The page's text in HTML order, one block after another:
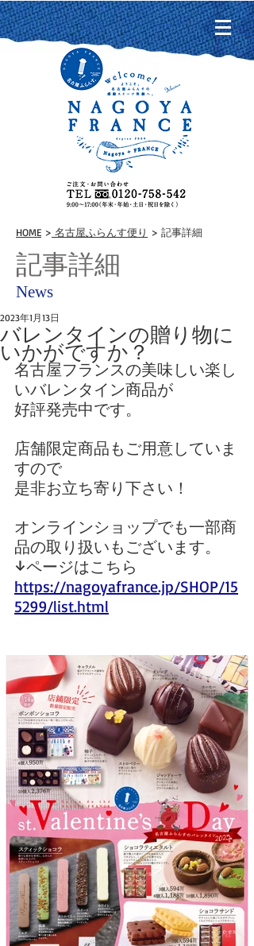
HOME > 名古屋ふらんす便り > 記事詳細
記事詳細
News
バレンタインの贈り物に
いかがですか？
2023年1月13日
名古屋フランスの美味しい楽し
いバレンタイン商品が
好評発売中です。
店舗限定商品もご用意していま
すので
是非お立ち寄り下さい！
オンラインショップでも一部商
品の取り扱いもございます。
↓ページはこちら
https://nagoyafrance.jp/SHOP/15
5299/list.html